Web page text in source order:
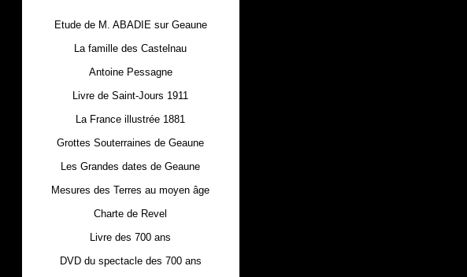
Etude de M. ABADIE sur Geaune
La famille des Castelnau
Antoine Pessagne
Livre de Saint-Jours 1911
La France illustrée 1881
Grottes Souterraines de Geaune
Les Grandes dates de Geaune
Mesures des Terres au moyen âge
Charte de Revel
Livre des 700 ans
DVD du spectacle des 700 ans